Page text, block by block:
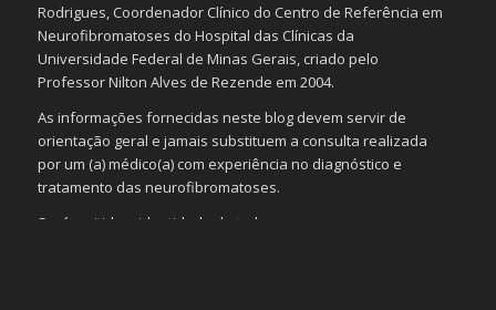
Rodrigues, Coordenador Clínico do Centro de Referência em
Neurofibromatoses do Hospital das Clínicas da
Universidade Federal de Minas Gerais, criado pelo
Professor Nilton Alves de Rezende em 2004.
As informações fornecidas neste blog devem servir de
orientação geral e jamais substituem a consulta realizada
por um (a) médico(a) com experiência no diagnóstico e
tratamento das neurofibromatoses.
Será omitida a identidade de todas as pessoas que